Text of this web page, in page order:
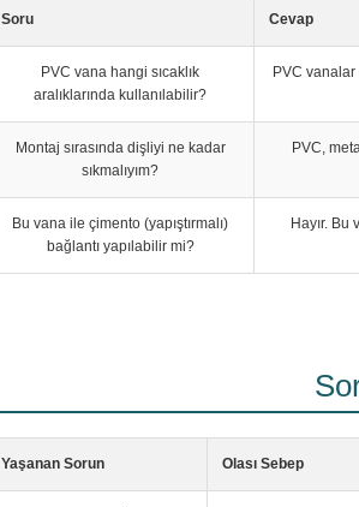
Soru Cevap
PVC vana hangi sıcaklık
aralıklarında kullanılabilir?
PVC vanalar
Montaj sırasında dişliyi ne kadar
sıkmalıyım?
PVC,
Bu vana ile çimento (yapıştırmalı)
bağlantı yapılabilir mi?
Hayır. Bu
Yaşanan Sorun Olası Sebep